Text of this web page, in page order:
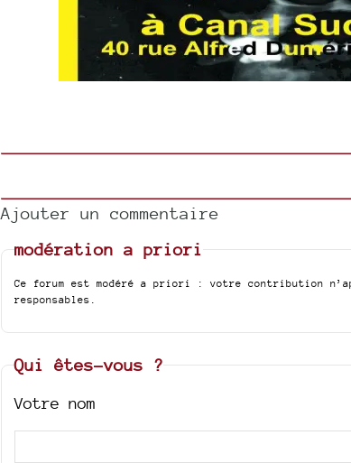
Ajouter un commentaire
modération a priori
Ce forum est modéré a priori : votre contribution
responsables.
Qui êtes-vous ?
Votre nom